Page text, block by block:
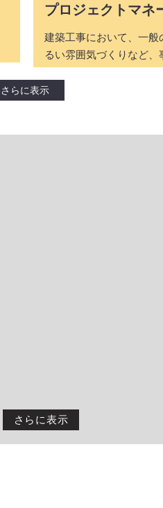
プロジェクトマネ
建築工事において、一般
るい雰囲気づくりなど、
さらに表示
さらに表示